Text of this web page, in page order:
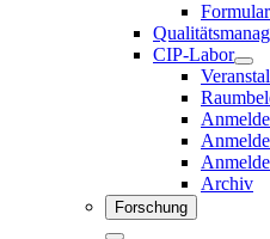
CIP-Labor
Archiv
Forschung